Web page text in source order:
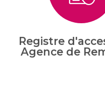
Registre
Agence de